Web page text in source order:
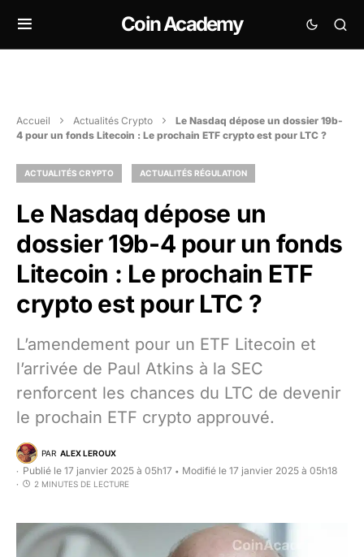
Coin Academy
Accueil Actualités Crypto
Le Nasdaq dépose un dossier 19b-
4 pour un fonds Litecoin : Le prochain ETF crypto est pour LTC ?
ACTUALITÉS CRYPTO ACTUALITÉS RÉGULATION
Le Nasdaq dépose un
dossier 19b-4 pour un fonds
Litecoin : Le prochain ETF
crypto est pour LTC ?
L’amendement pour un ETF Litecoin et
l’arrivée de Paul Atkins à la SEC
renforcent les chances du LTC de devenir
le prochain ETF crypto approuvé.
PAR ALEX LEROUX
Publié le 17 janvier 2025 à 05h17 • Modifié le 17 janvier 2025 à 05h18
2 MINUTES DE LECTURE